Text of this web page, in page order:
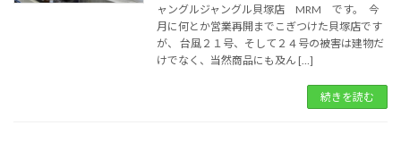
ャングルジャングル貝塚店 MRM です。 今
月に何とか営業再開までこぎつけた貝塚店です
が、 台風２１号、そして２４号の被害は建物だ
けでなく、当然商品にも及ん […]
続きを読む